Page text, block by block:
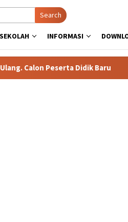
Search
INFORMASI
Didik Baru 76 Siswa